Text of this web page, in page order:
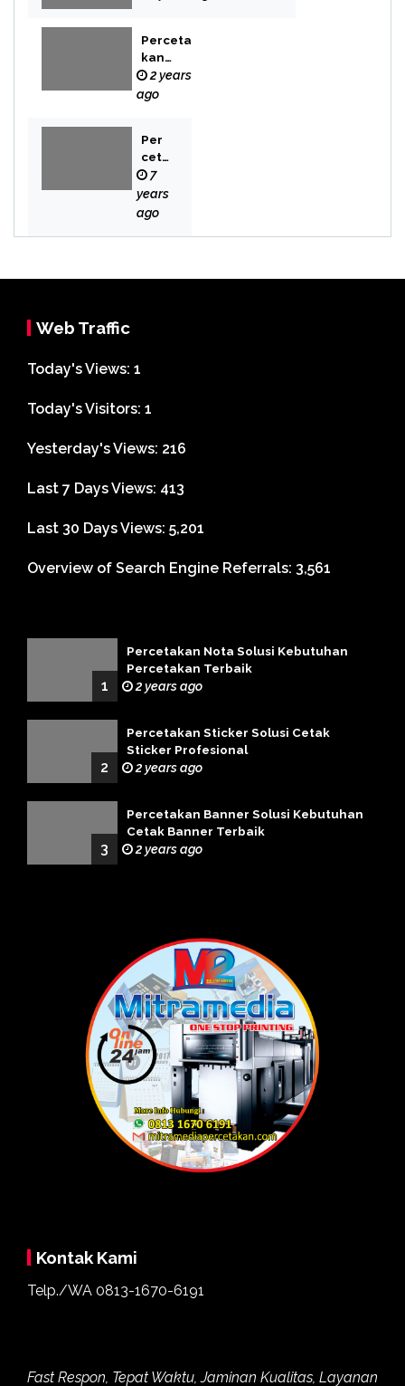
Perceta
kan
Buku
Novel
2 years
ago
Per
cet
aka
n
Bek
7
years
ago
Web Traffic
Today's Views: 1
Today's Visitors: 1
Yesterday's Views: 216
Last 7 Days Views: 413
Last 30 Days Views: 5,201
Overview of Search Engine Referrals: 3,561
1
Percetakan Nota Solusi Kebutuhan
Percetakan Terbaik
2 years ago
2
Percetakan Sticker Solusi Cetak
Sticker Profesional
2 years ago
3
Percetakan Banner Solusi Kebutuhan
Cetak Banner Terbaik
2 years ago
Kontak Kami
Telp./WA 0813-1670-6191
Fast Respon, Tepat Waktu, Jaminan Kualitas, Layanan